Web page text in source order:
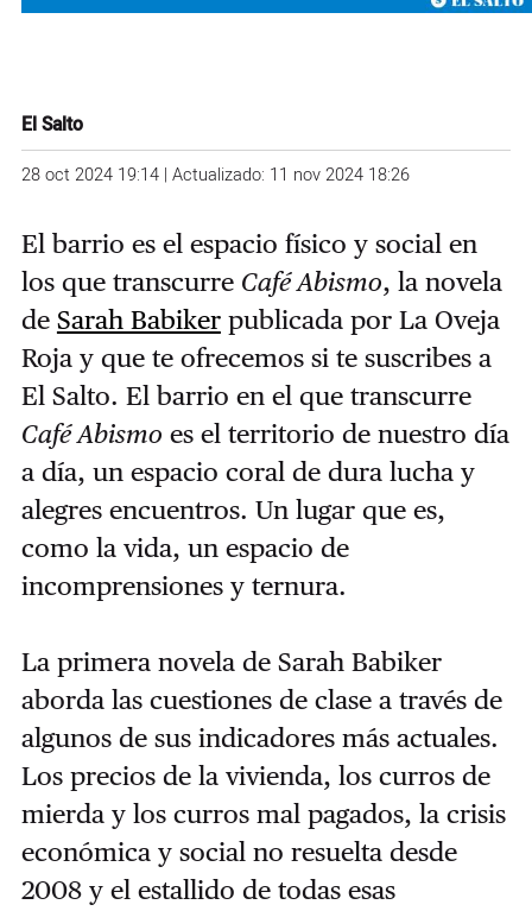
El Salto
28 oct 2024 19:14 | Actualizado: 11 nov 2024 18:26
El barrio es el espacio físico y social en
los que transcurre Café Abismo, la novela
de Sarah Babikerpublicada por La Oveja
Roja y que te ofrecemos si te suscribes a
El Salto. El barrio en el que transcurre
Café Abismo es el territorio de nuestro día
a día, un espacio coral de dura lucha y
alegres encuentros. Un lugar que es,
como la vida, un espacio de
incomprensiones y ternura.
La primera novela de Sarah Babiker
aborda las cuestiones de clase a través de
algunos de sus indicadores más actuales.
Los precios de la vivienda, los curros de
mierda y los curros mal pagados, la crisis
económica y social no resuelta desde
2008 y el estallido de todas esas